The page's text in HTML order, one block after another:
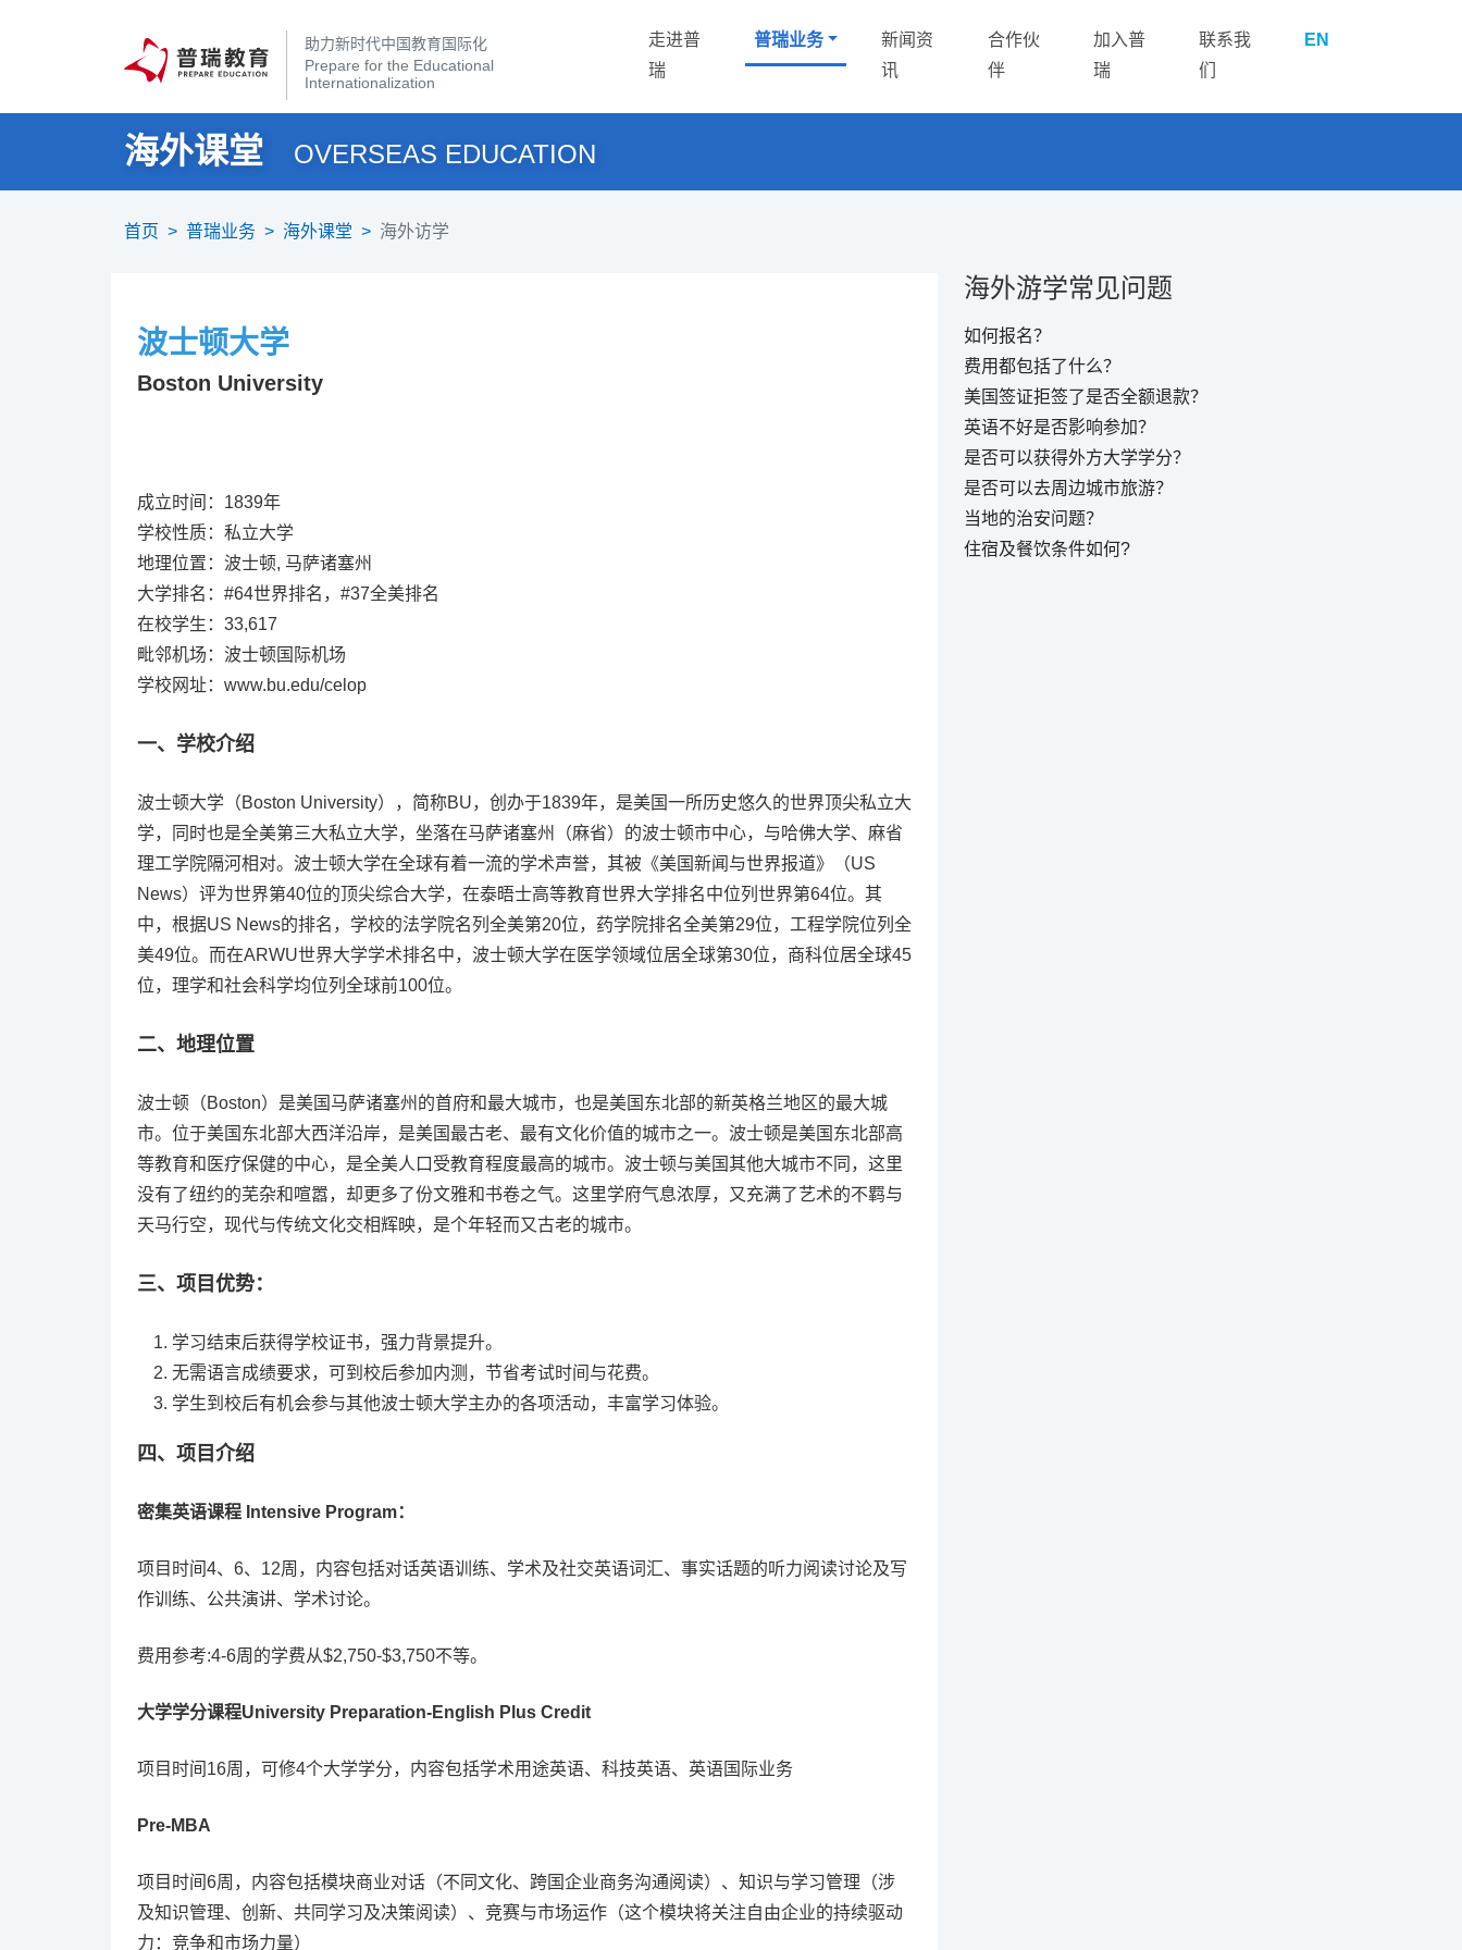
助力新时代中国教育国际化
Prepare for the Educational
Internationalization
走进普
瑞
普瑞业务
新闻资
讯
合作伙
伴
加入普
瑞
联系我
们
EN
海外课堂 OVERSEAS EDUCATION
首页 > 普瑞业务 > 海外课堂 > 海外访学
波士顿大学
Boston University
成立时间：1839年
学校性质：私立大学
地理位置：波士顿, 马萨诸塞州
大学排名：#64世界排名，#37全美排名
在校学生：33,617
毗邻机场：波士顿国际机场
学校网址：www.bu.edu/celop
一、学校介绍
波士顿大学（Boston University），简称BU，创办于1839年，是美国一所历史悠久的世界顶尖私立大
学，同时也是全美第三大私立大学，坐落在马萨诸塞州（麻省）的波士顿市中心，与哈佛大学、麻省
理工学院隔河相对。波士顿大学在全球有着一流的学术声誉，其被《美国新闻与世界报道》（US
News）评为世界第40位的顶尖综合大学，在泰晤士高等教育世界大学排名中位列世界第64位。其
中，根据US News的排名，学校的法学院名列全美第20位，药学院排名全美第29位，工程学院位列全
美49位。而在ARWU世界大学学术排名中，波士顿大学在医学领域位居全球第30位，商科位居全球45
位，理学和社会科学均位列全球前100位。
二、地理位置
波士顿（Boston）是美国马萨诸塞州的首府和最大城市，也是美国东北部的新英格兰地区的最大城
市。位于美国东北部大西洋沿岸，是美国最古老、最有文化价值的城市之一。波士顿是美国东北部高
等教育和医疗保健的中心，是全美人口受教育程度最高的城市。波士顿与美国其他大城市不同，这里
没有了纽约的芜杂和喧嚣，却更多了份文雅和书卷之气。这里学府气息浓厚，又充满了艺术的不羁与
天马行空，现代与传统文化交相辉映，是个年轻而又古老的城市。
三、项目优势：
学习结束后获得学校证书，强力背景提升。
无需语言成绩要求，可到校后参加内测，节省考试时间与花费。
学生到校后有机会参与其他波士顿大学主办的各项活动，丰富学习体验。
四、项目介绍
密集英语课程 Intensive Program：
项目时间4、6、12周，内容包括对话英语训练、学术及社交英语词汇、事实话题的听力阅读讨论及写
作训练、公共演讲、学术讨论。
费用参考:4-6周的学费从$2,750-$3,750不等。
大学学分课程University Preparation-English Plus Credit
项目时间16周，可修4个大学学分，内容包括学术用途英语、科技英语、英语国际业务
Pre-MBA
项目时间6周，内容包括模块商业对话（不同文化、跨国企业商务沟通阅读）、知识与学习管理（涉
及知识管理、创新、共同学习及决策阅读）、竞赛与市场运作（这个模块将关注自由企业的持续驱动
力：竞争和市场力量）
海外游学常见问题
如何报名？
费用都包括了什么？
美国签证拒签了是否全额退款？
英语不好是否影响参加？
是否可以获得外方大学学分？
是否可以去周边城市旅游？
当地的治安问题？
住宿及餐饮条件如何?